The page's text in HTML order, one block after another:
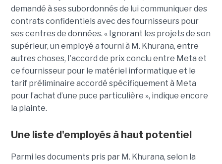
demandé à ses subordonnés de lui communiquer des
contrats confidentiels avec des fournisseurs pour
ses centres de données. « Ignorant les projets de son
supérieur, un employé a fourni à M. Khurana, entre
autres choses, l'accord de prix conclu entre Meta et
ce fournisseur pour le matériel informatique et le
tarif préliminaire accordé spécifiquement à Meta
pour l’achat d’une puce particulière », indique encore
la plainte.
Une liste d'employés à haut potentiel
Parmi les documents pris par M. Khurana, selon la